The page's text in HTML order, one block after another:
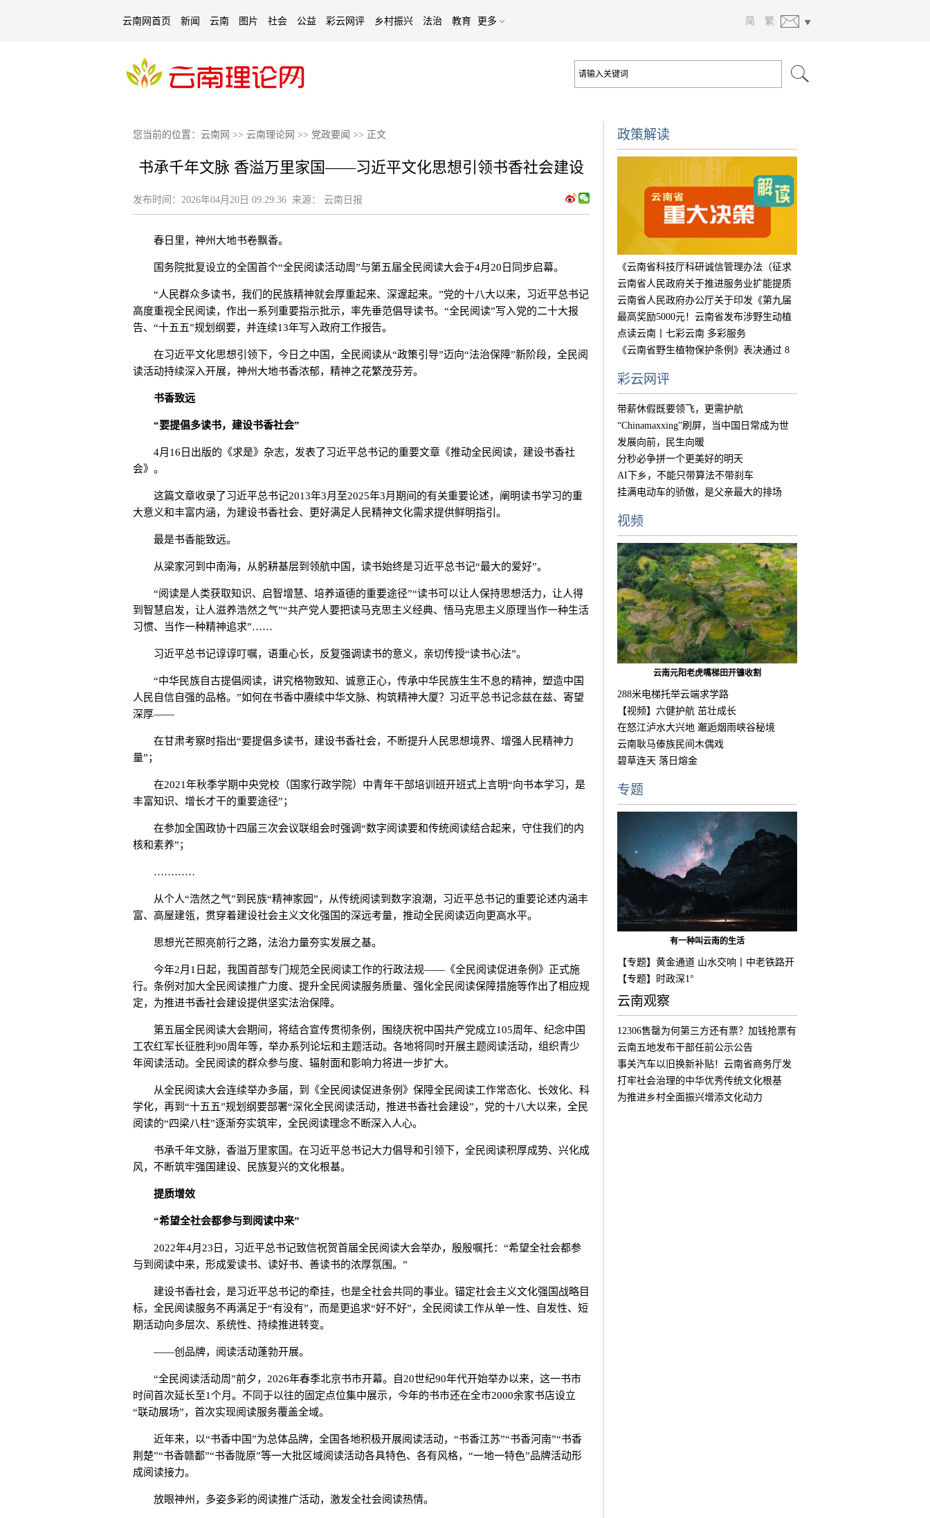
云南网首页 新闻 云南 图片 社会 公益 彩云网评 乡村振兴 法治 教育 更多 简 繁
您当前的位置： 云南网 >> 云南理论网 >> 党政要闻 >> 正文
书承千年文脉 香溢万里家国——习近平文化思想引领书香社会建设
发布时间： 2026年04月20日 09:29:36 来源： 云南日报
春日里，神州大地书卷飘香。
国务院批复设立的全国首个“全民阅读活动周”与第五届全民阅读大会于4月20日同步启幕。
“人民群众多读书，我们的民族精神就会厚重起来、深邃起来。”党的十八大以来，习近平总书记
高度重视全民阅读，作出一系列重要指示批示，率先垂范倡导读书。“全民阅读”写入党的二十大报
告、“十五五”规划纲要，并连续13年写入政府工作报告。
在习近平文化思想引领下，今日之中国，全民阅读从“政策引导”迈向“法治保障”新阶段，全民阅
读活动持续深入开展，神州大地书香浓郁，精神之花繁茂芬芳。
书香致远
“要提倡多读书，建设书香社会”
4月16日出版的《求是》杂志，发表了习近平总书记的重要文章《推动全民阅读，建设书香社
会》。
这篇文章收录了习近平总书记2013年3月至2025年3月期间的有关重要论述，阐明读书学习的重
大意义和丰富内涵，为建设书香社会、更好满足人民精神文化需求提供鲜明指引。
最是书香能致远。
从梁家河到中南海，从躬耕基层到领航中国，读书始终是习近平总书记“最大的爱好”。
“阅读是人类获取知识、启智增慧、培养道德的重要途径”“读书可以让人保持思想活力，让人得
到智慧启发，让人滋养浩然之气”“共产党人要把读马克思主义经典、悟马克思主义原理当作一种生活
习惯、当作一种精神追求”……
习近平总书记谆谆叮嘱，语重心长，反复强调读书的意义，亲切传授“读书心法”。
“中华民族自古提倡阅读，讲究格物致知、诚意正心，传承中华民族生生不息的精神，塑造中国
人民自信自强的品格。”如何在书香中赓续中华文脉、构筑精神大厦？习近平总书记念兹在兹、寄望
深厚——
在甘肃考察时指出“要提倡多读书，建设书香社会，不断提升人民思想境界、增强人民精神力
量”；
在2021年秋季学期中央党校（国家行政学院）中青年干部培训班开班式上言明“向书本学习，是
丰富知识、增长才干的重要途径”；
在参加全国政协十四届三次会议联组会时强调“数字阅读要和传统阅读结合起来，守住我们的内
核和素养”；
…………
从个人“浩然之气”到民族“精神家园”，从传统阅读到数字浪潮，习近平总书记的重要论述内涵丰
富、高屋建瓴，贯穿着建设社会主义文化强国的深远考量，推动全民阅读迈向更高水平。
思想光芒照亮前行之路，法治力量夯实发展之基。
今年2月1日起，我国首部专门规范全民阅读工作的行政法规——《全民阅读促进条例》正式施
行。条例对加大全民阅读推广力度、提升全民阅读服务质量、强化全民阅读保障措施等作出了相应规
定，为推进书香社会建设提供坚实法治保障。
第五届全民阅读大会期间，将结合宣传贯彻条例，围绕庆祝中国共产党成立105周年、纪念中国
工农红军长征胜利90周年等，举办系列论坛和主题活动。各地将同时开展主题阅读活动，组织青少
年阅读活动。全民阅读的群众参与度、辐射面和影响力将进一步扩大。
从全民阅读大会连续举办多届，到《全民阅读促进条例》保障全民阅读工作常态化、长效化、科
学化，再到“十五五”规划纲要部署“深化全民阅读活动，推进书香社会建设”，党的十八大以来，全民
阅读的“四梁八柱”逐渐夯实筑牢，全民阅读理念不断深入人心。
书承千年文脉，香溢万里家国。在习近平总书记大力倡导和引领下，全民阅读积厚成势、兴化成
风，不断筑牢强国建设、民族复兴的文化根基。
提质增效
“希望全社会都参与到阅读中来”
2022年4月23日，习近平总书记致信祝贺首届全民阅读大会举办，殷殷嘱托：“希望全社会都参
与到阅读中来，形成爱读书、读好书、善读书的浓厚氛围。”
建设书香社会，是习近平总书记的牵挂，也是全社会共同的事业。锚定社会主义文化强国战略目
标，全民阅读服务不再满足于“有没有”，而是更追求“好不好”，全民阅读工作从单一性、自发性、短
期活动向多层次、系统性、持续推进转变。
——创品牌，阅读活动蓬勃开展。
“全民阅读活动周”前夕，2026年春季北京书市开幕。自20世纪90年代开始举办以来，这一书市
时间首次延长至1个月。不同于以往的固定点位集中展示，今年的书市还在全市2000余家书店设立
“联动展场”，首次实现阅读服务覆盖全域。
近年来，以“书香中国”为总体品牌，全国各地积极开展阅读活动，“书香江苏”“书香河南”“书香
荆楚”“书香赣鄱”“书香陇原”等一大批区域阅读活动各具特色、各有风格，“一地一特色”品牌活动形
成阅读接力。
放眼神州，多姿多彩的阅读推广活动，激发全社会阅读热情。
政策解读
《云南省科技厅科研诚信管理办法（征求
意见
云南省人民政府关于推进服务业扩能提质
的实
云南省人民政府办公厅关于印发《第九届
中国
最高奖励5000元！云南省发布涉野生动植
物违
点读云南丨七彩云南 多彩服务
《云南省野生植物保护条例》表决通过 8
彩云网评
带薪休假既要领飞，更需护航
“Chinamaxxing”刷屏，当中国日常成为世
界
发展向前，民生向暖
分秒必争拼一个更美好的明天
AI下乡，不能只带算法不带刹车
挂满电动车的骄傲，是父亲最大的排场
视频
云南元阳老虎嘴梯田开镰收割
288米电梯托举云端求学路
【视频】六健护航 茁壮成长
在怒江泸水大兴地 邂逅烟雨峡谷秘境
云南耿马傣族民间木偶戏
碧草连天 落日熔金
专题
有一种叫云南的生活
【专题】黄金通道 山水交响丨中老铁路开
通
【专题】时政深1°
云南观察
12306售罄为何第三方还有票？加钱抢票有
用
云南五地发布干部任前公示公告
事关汽车以旧换新补贴！云南省商务厅发
布公
打牢社会治理的中华优秀传统文化根基
为推进乡村全面振兴增添文化动力